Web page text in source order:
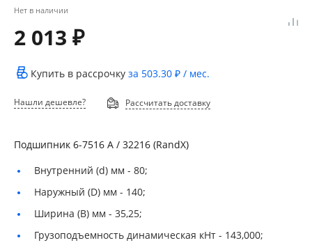
Нет в наличии
2 013 ₽
Купить в рассрочку за 503.30 ₽ / мес.
Нашли дешевле? Рассчитать доставку
Подшипник 6-7516 A / 32216 (RandX)
Внутренний (d) мм - 80;
Наружный (D) мм - 140;
Ширина (B) мм - 35,25;
Грузоподъемность динамическая кНт - 143,000;